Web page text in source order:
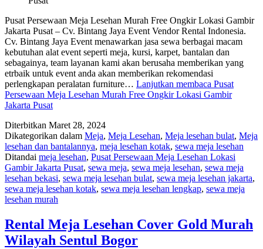
Pusat Persewaan Meja Lesehan Murah Free Ongkir Lokasi Gambir
Jakarta Pusat – Cv. Bintang Jaya Event Vendor Rental Indonesia.
Cv. Bintang Jaya Event menawarkan jasa sewa berbagai macam
kebutuhan alat event seperti meja, kursi, karpet, bantalan dan
sebagainya, team layanan kami akan berusaha memberikan yang
etrbaik untuk event anda akan memberikan rekomendasi
perlengkapan peralatan furniture… Lanjutkan membaca Pusat
Persewaan Meja Lesehan Murah Free Ongkir Lokasi Gambir
Jakarta Pusat
Diterbitkan Maret 28, 2024
Dikategorikan dalam Meja, Meja Lesehan, Meja lesehan bulat, Meja
lesehan dan bantalannya, meja lesehan kotak, sewa meja lesehan
Ditandai meja lesehan, Pusat Persewaan Meja Lesehan Lokasi
Gambir Jakarta Pusat, sewa meja, sewa meja lesehan, sewa meja
lesehan bekasi, sewa meja lesehan bulat, sewa meja lesehan jakarta,
sewa meja lesehan kotak, sewa meja lesehan lengkap, sewa meja
lesehan murah
Rental Meja Lesehan Cover Gold Murah
Wilayah Sentul Bogor